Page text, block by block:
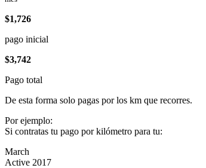
$1,726
pago inicial
$3,742
Pago total
De esta forma solo pagas por los km que recorres.
Por ejemplo:
Si contratas tu pago por kilómetro para tu:
March
Active 2017